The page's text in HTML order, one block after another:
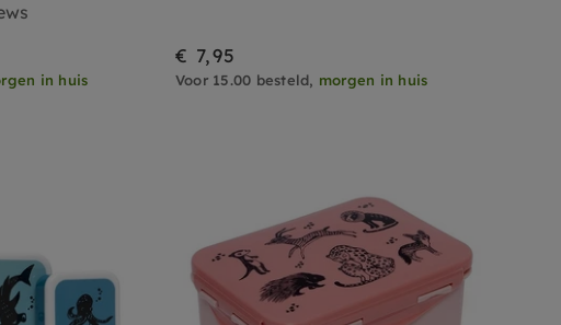
in huis
€ 7,95
Voor 15.00 besteld, morgen in huis